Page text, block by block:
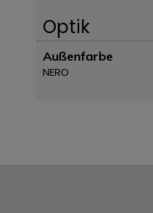
Optik
Außenfarbe
NERO